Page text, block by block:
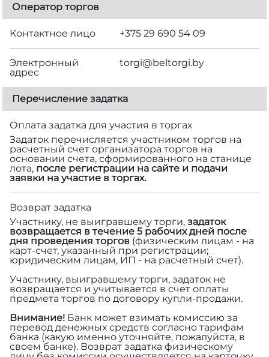
Оператор торгов
Контактное лицо +375 29 690 54 09
Электронный
адрес
torgi@beltorgi.by
Перечисление задатка
Оплата задатка для участия в торгах
Задаток перечисляется участником торгов на
расчетный счет организатора торгов на
основании счета, сформированного на станице
лота, после регистрации на сайте и подачи
заявки на участие в торгах.
Возврат задатка
Участнику, не выигравшему торги, задаток
возвращается в течение 5 рабочих дней после
дня проведения торгов (физическим лицам - на
карт-счет, указанный при регистрации;
юридическим лицам, ИП - на расчетный счет).
Участнику, выигравшему торги, задаток не
возвращается и учитывается в счет оплаты
предмета торгов по договору купли-продажи.
Внимание! Банк может взимать комиссию за
перевод денежных средств согласно тарифам
банка (какую именно уточняйте, пожалуйста, в
своем банке). Возврат задатка физическому